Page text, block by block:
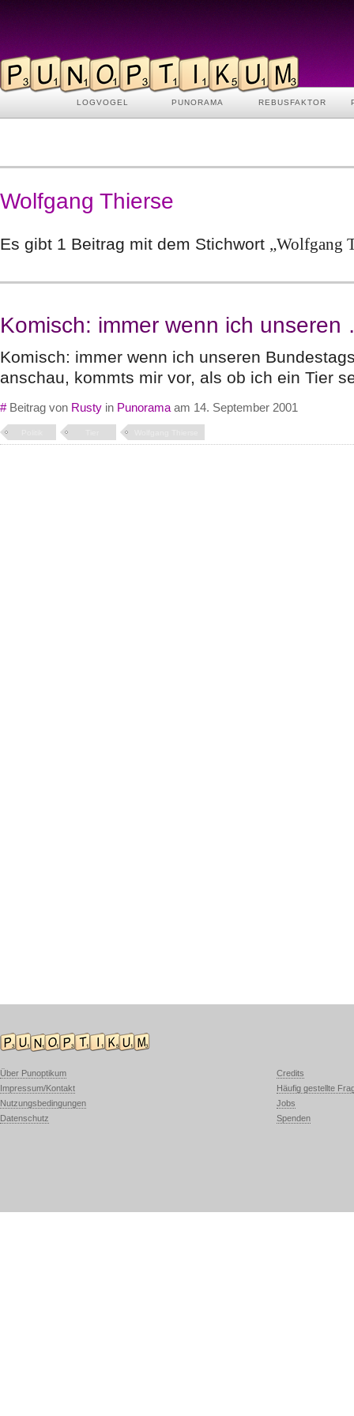
LOGVOGEL PUNORAMA REBUSFAKTOR
Wolfgang Thierse
Es gibt 1 Beitrag mit dem Stichwort „Wolfgang
Komisch: immer wenn ich
Komisch: immer wenn ich unseren
anschau, kommts mir vor, als ob ich ein Tier
#Beitrag von Rusty in Punorama am 14. September 2001
Über Punoptikum
Impressum/Kontakt
Nutzungsbedingungen
Datenschutz
Credits
Häufig gestellte
Jobs
Spenden